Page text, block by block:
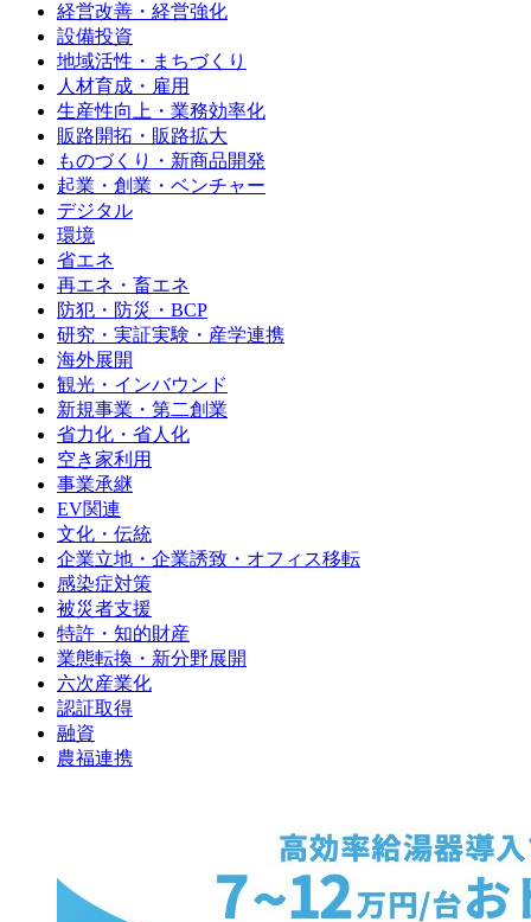
経営改善・経営強化
設備投資
地域活性・まちづくり
人材育成・雇用
生産性向上・業務効率化
販路開拓・販路拡大
ものづくり・新商品開発
起業・創業・ベンチャー
デジタル
環境
省エネ
再エネ・畜エネ
防犯・防災・BCP
研究・実証実験・産学連携
海外展開
観光・インバウンド
新規事業・第二創業
省力化・省人化
空き家利用
事業承継
EV関連
文化・伝統
企業立地・企業誘致・オフィス移転
感染症対策
被災者支援
特許・知的財産
業態転換・新分野展開
六次産業化
認証取得
融資
農福連携